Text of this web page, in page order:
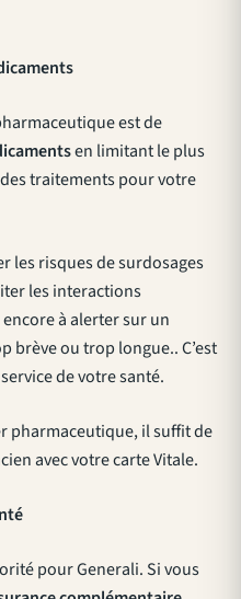
est de
en limitant le plus
traitements pour votre
les risques de surdosages
les interactions
à alerter sur un
brève ou trop longue.. C’est
de votre santé.
pharmaceutique, il suffit de
avec votre carte Vitale.
pour Generali. Si vous